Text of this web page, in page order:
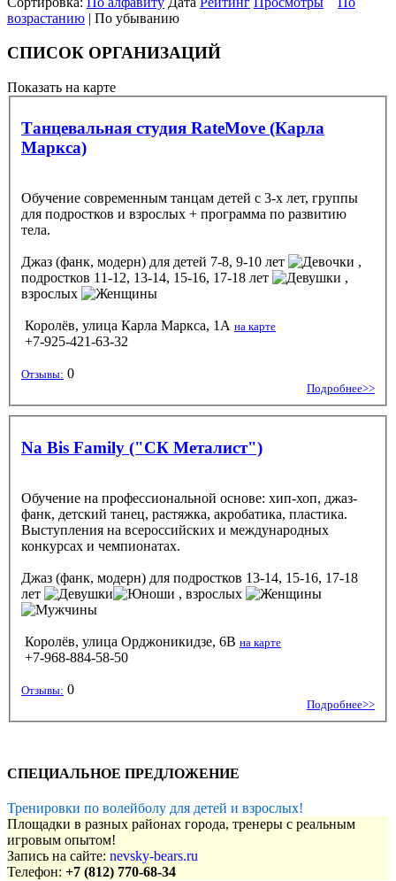
возрастанию | По убыванию
СПИСОК ОРГАНИЗАЦИЙ
Показать на карте
Танцевальная студия RateMove (Карла
Маркса)
Обучение современным танцам детей с 3-х лет, группы
для подростков и взрослых + программа по развитию
тела.
Джаз (фанк, модерн) для детей 7-8, 9-10 лет
,
подростков 11-12, 13-14, 15-16, 17-18 лет
,
взрослых
Королёв, улица Карла Маркса, 1А на карте
+7-925-421-63-32
Отзывы: 0
Подробнее>>
Na Bis Family ("СК Металист")
Обучение на профессиональной основе: хип-хоп, джаз-
фанк, детский танец, растяжка, акробатика, пластика.
Выступления на всероссийских и международных
конкурсах и чемпионатах.
Джаз (фанк, модерн) для подростков 13-14, 15-16, 17-18
лет
, взрослых
Королёв, улица Орджоникидзе, 6В на карте
+7-968-884-58-50
Отзывы: 0
Подробнее>>
СПЕЦИАЛЬНОЕ ПРЕДЛОЖЕНИЕ
Тренировки по волейболу для детей и взрослых!
Площадки в разных районах города, тренеры с реальным
игровым опытом!
Запись на сайте: nevsky-bears.ru
Телефон: +7 (812) 770-68-34